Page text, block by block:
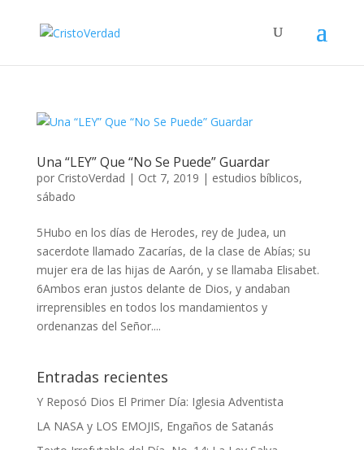
Una “LEY” Que “No Se Puede” Guardar
por CristoVerdad | Oct 7, 2019 | estudios bíblicos,
sábado
5Hubo en los días de Herodes, rey de Judea, un
sacerdote llamado Zacarías, de la clase de Abías; su
mujer era de las hijas de Aarón, y se llamaba Elisabet.
6Ambos eran justos delante de Dios, y andaban
irreprensibles en todos los mandamientos y
ordenanzas del Señor....
Entradas recientes
Y Reposó Dios El Primer Día: Iglesia Adventista
LA NASA y LOS EMOJIS, Engaños de Satanás